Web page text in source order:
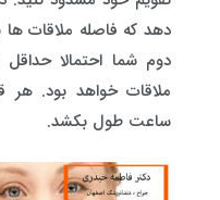
دهد که فاصله ملاقات ها
ساعت طول بکشد.